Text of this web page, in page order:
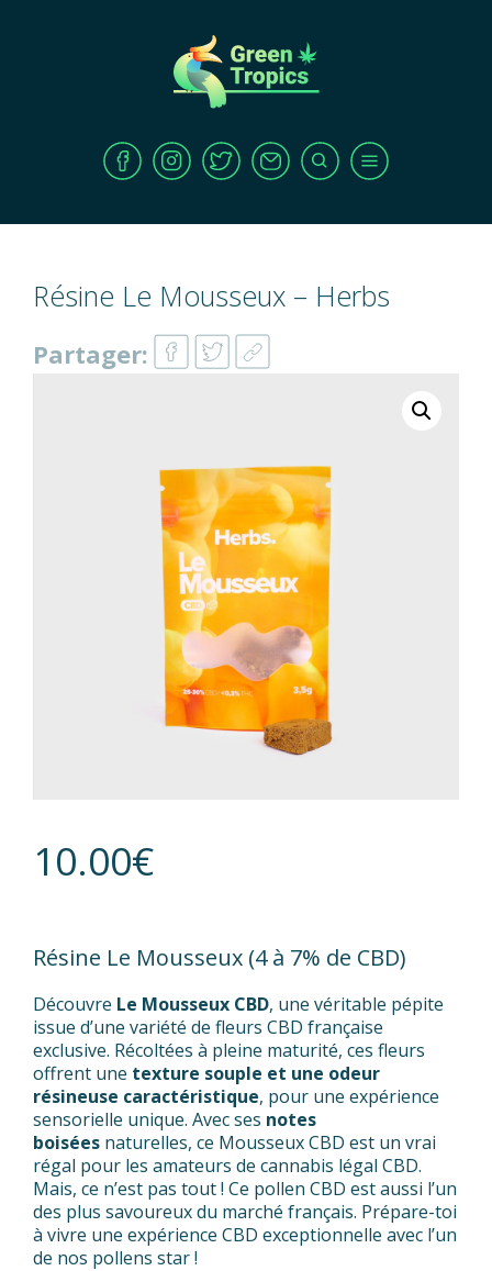
Résine Le Mousseux – Herbs
Partager:
10.00€
Résine Le Mousseux (4 à 7% de CBD)
Découvre Le Mousseux CBD, une véritable pépite
issue d’une variété de fleurs CBD française
exclusive. Récoltées à pleine maturité, ces fleurs
offrent une texture souple et une odeur
résineuse caractéristique, pour une expérience
sensorielle unique. Avec ses notes
boisées naturelles, ce Mousseux CBD est un vrai
régal pour les amateurs de cannabis légal CBD.
Mais, ce n’est pas tout ! Ce pollen CBD est aussi l’un
des plus savoureux du marché français. Prépare-toi
à vivre une expérience CBD exceptionnelle avec l’un
de nos pollens star !